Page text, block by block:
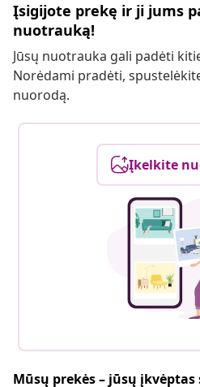
Įsigijote prekę ir ji jums
nuotrauką!
Jūsų nuotrauka gali padėti
Norėdami pradėti,
nuorodą.
Įkelkite
Mūsų prekės – jūsų